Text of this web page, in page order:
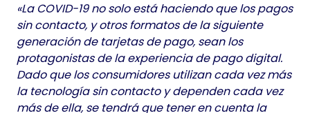
«La COVID-19 no solo está haciendo que los pagos
sin contacto, y otros formatos de la siguiente
generación de tarjetas de pago, sean los
protagonistas de la experiencia de pago digital.
Dado que los consumidores utilizan cada vez más
la tecnología sin contacto y dependen cada vez
más de ella, se tendrá que tener en cuenta la